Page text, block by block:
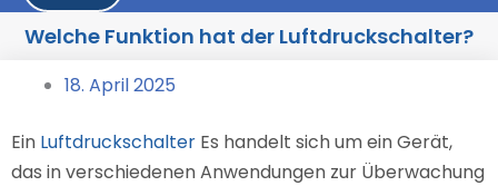
Welche Funktion hat der Luftdruckschalter?
18. April 2025
Ein Luftdruckschalter Es handelt sich um ein Gerät,
das in verschiedenen Anwendungen zur Überwachung